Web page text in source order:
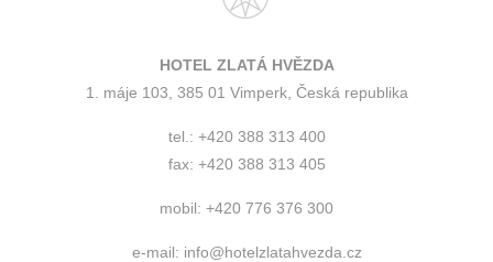
HOTEL ZLATÁ HVĚZDA
1. máje 103, 385 01 Vimperk, Česká republika
tel.: +420 388 313 400
fax: +420 388 313 405
mobil: +420 776 376 300
e-mail: info@hotelzlatahvezda.cz